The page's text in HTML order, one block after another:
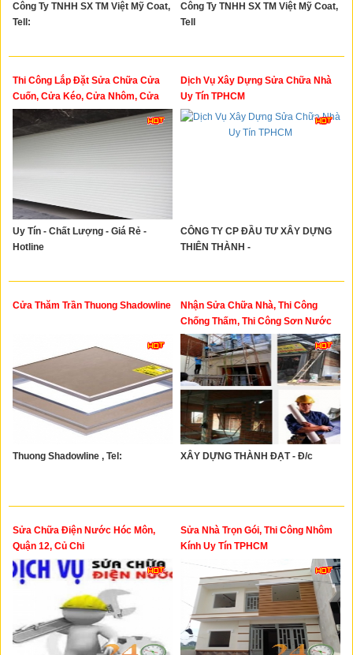
Công Ty TNHH SX TM Việt Mỹ Coat,
Tell:
Công Ty TNHH SX TM Việt Mỹ Coat,
Tell
Thi Công Lắp Đặt Sửa Chữa Cửa
Cuốn, Cửa Kéo, Cửa Nhôm, Cửa
Nhựa
Uy Tín - Chất Lượng - Giá Rẻ -
Hotline
Dịch Vụ Xây Dựng Sửa Chữa Nhà
Uy Tín TPHCM
CÔNG TY CP ĐẦU TƯ XÂY DỰNG
THIÊN THÀNH -
Cửa Thăm Trần Thuong Shadowline
Thuong Shadowline , Tel:
Nhận Sửa Chữa Nhà, Thi Công
Chống Thấm, Thi Công Sơn Nước
XÂY DỰNG THÀNH ĐẠT - Đ/c
Sửa Chữa Điện Nước Hóc Môn,
Quận 12, Củ Chi
Sửa Nhà Trọn Gói, Thi Công Nhôm
Kính Uy Tín TPHCM